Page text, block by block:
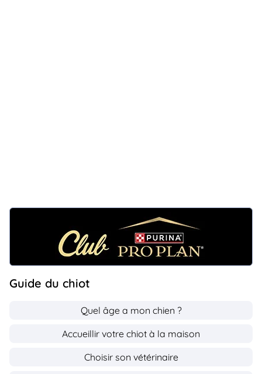
Guide du chiot
Quel âge a mon chien ?
Accueillir votre chiot à la maison
Choisir son vétérinaire